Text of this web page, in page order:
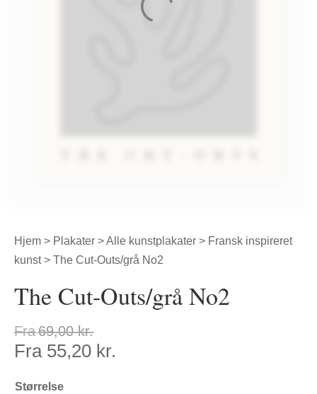
Hjem > Plakater >Alle kunstplakater > Fransk inspireret
kunst> The Cut-Outs/grå No2
The Cut-Outs/grå No2
Fra69,00kr.
Fra 55,20 kr.
Størrelse